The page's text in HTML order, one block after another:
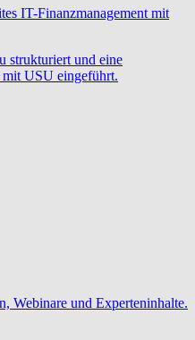
IT-Finanzmanagement mit
strukturiert und eine
mit USU eingeführt.
Webinare und Experteninhalte.